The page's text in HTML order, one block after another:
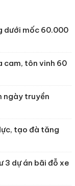
dưới mốc 60.000
cam, tôn vinh 60
ngày truyền
tạo đà tăng
3 dự án bãi đỗ xe